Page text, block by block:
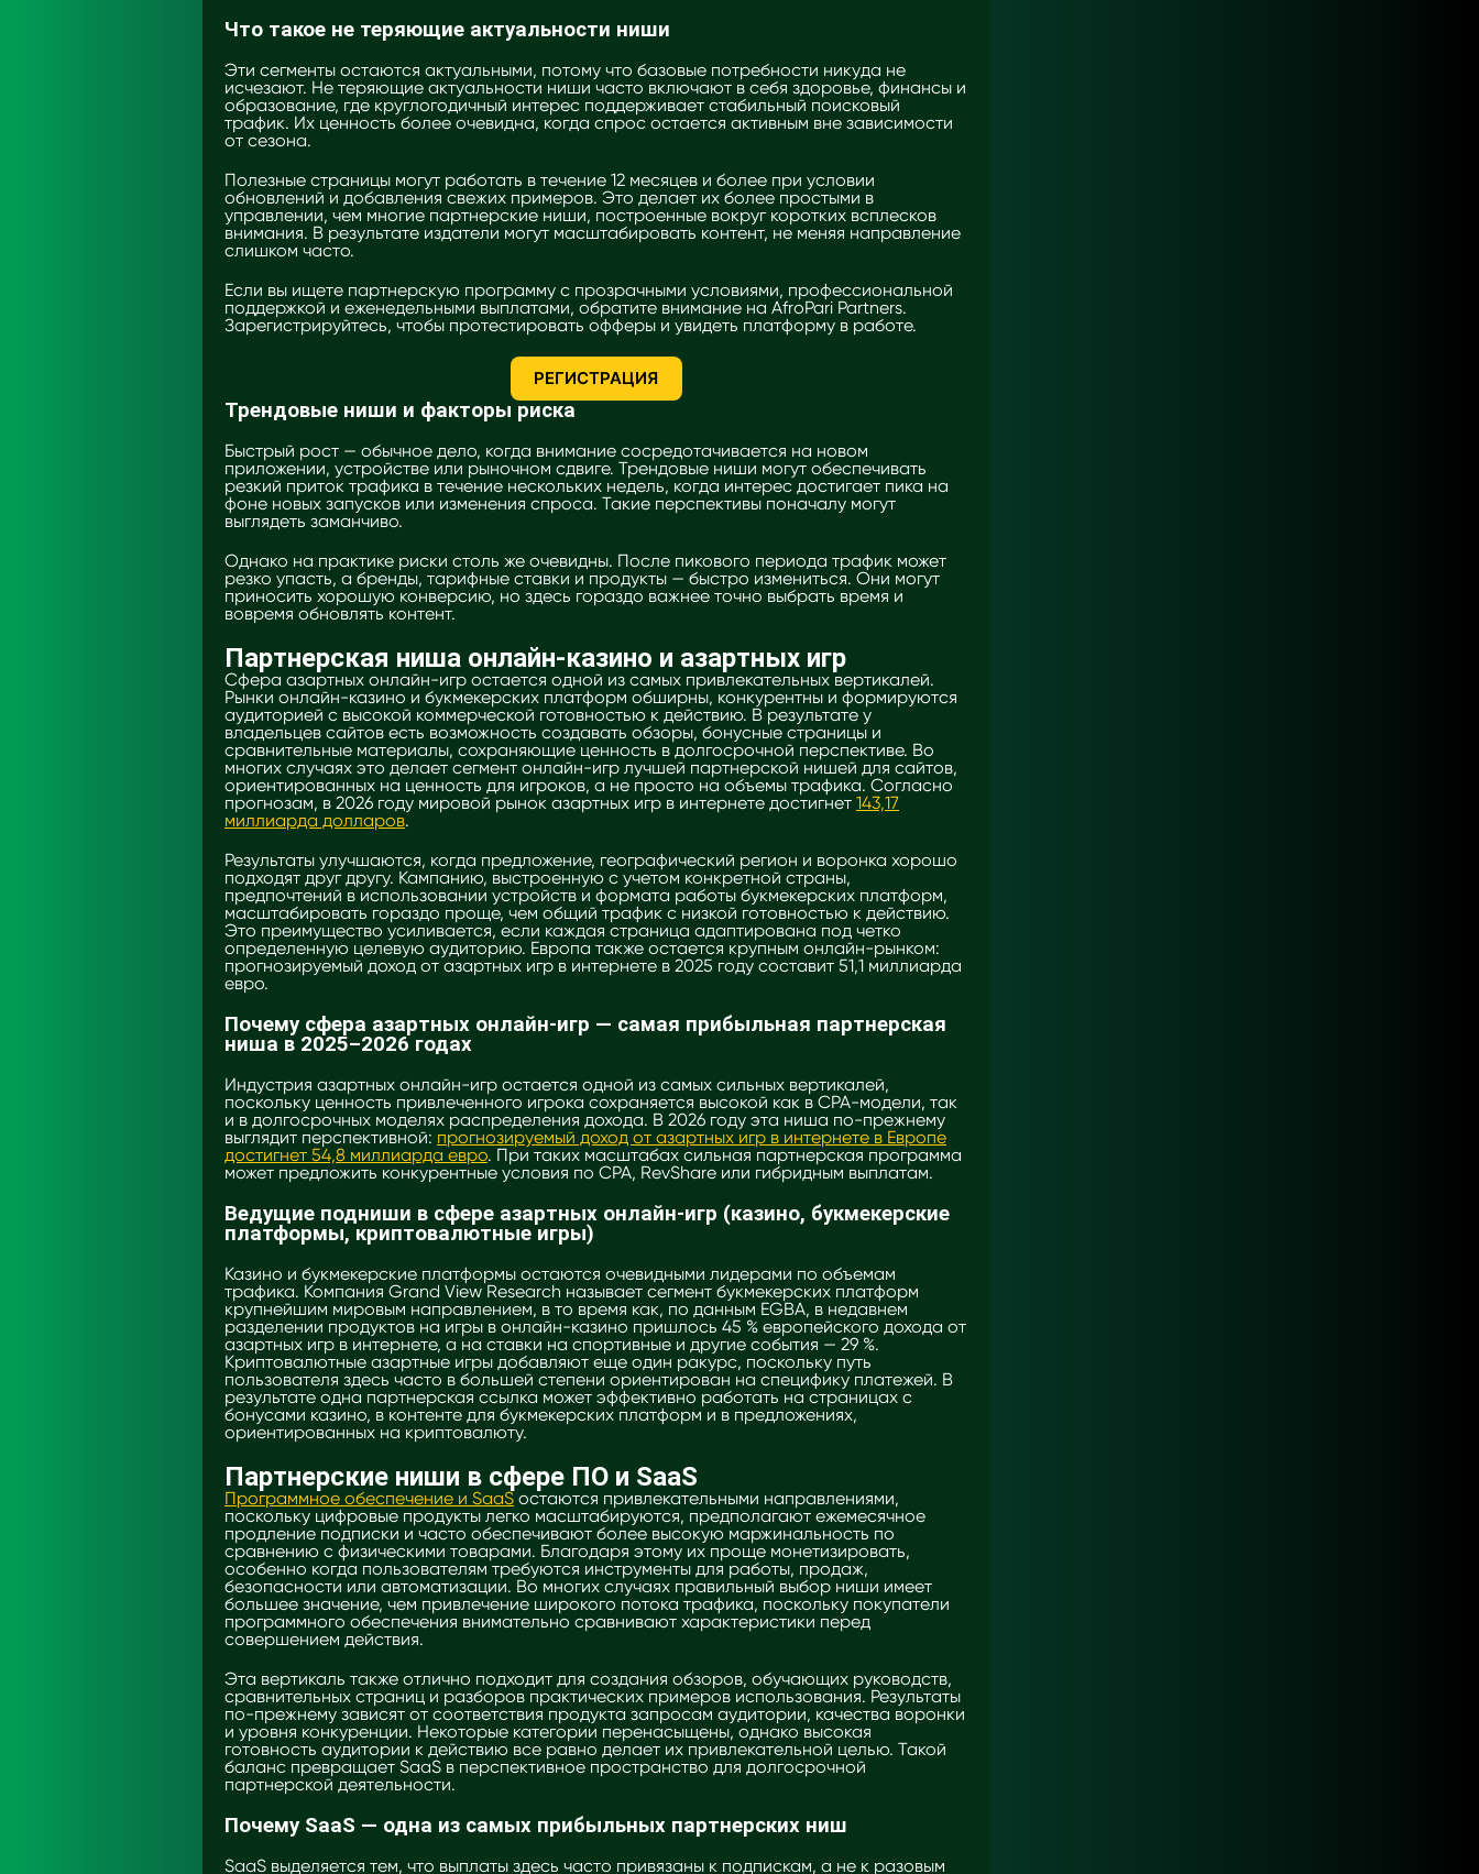
Что такое не теряющие актуальности ниши
Эти сегменты остаются актуальными, потому что базовые потребности никуда не
исчезают. Не теряющие актуальности ниши часто включают в себя здоровье, финансы и
образование, где круглогодичный интерес поддерживает стабильный поисковый
трафик. Их ценность более очевидна, когда спрос остается активным вне зависимости
от сезона.
Полезные страницы могут работать в течение 12 месяцев и более при условии
обновлений и добавления свежих примеров. Это делает их более простыми в
управлении, чем многие партнерские ниши, построенные вокруг коротких всплесков
внимания. В результате издатели могут масштабировать контент, не меняя направление
слишком часто.
Если вы ищете партнерскую программу с прозрачными условиями, профессиональной
поддержкой и еженедельными выплатами, обратите внимание на AfroPari Partners.
Зарегистрируйтесь, чтобы протестировать офферы и увидеть платформу в работе.
РЕГИСТРАЦИЯ
Трендовые ниши и факторы риска
Быстрый рост — обычное дело, когда внимание сосредотачивается на новом
приложении, устройстве или рыночном сдвиге. Трендовые ниши могут обеспечивать
резкий приток трафика в течение нескольких недель, когда интерес достигает пика на
фоне новых запусков или изменения спроса. Такие перспективы поначалу могут
выглядеть заманчиво.
Однако на практике риски столь же очевидны. После пикового периода трафик может
резко упасть, а бренды, тарифные ставки и продукты — быстро измениться. Они могут
приносить хорошую конверсию, но здесь гораздо важнее точно выбрать время и
вовремя обновлять контент.
Партнерская ниша онлайн-казино и азартных игр
Сфера азартных онлайн-игр остается одной из самых привлекательных вертикалей.
Рынки онлайн-казино и букмекерских платформ обширны, конкурентны и формируются
аудиторией с высокой коммерческой готовностью к действию. В результате у
владельцев сайтов есть возможность создавать обзоры, бонусные страницы и
сравнительные материалы, сохраняющие ценность в долгосрочной перспективе. Во
многих случаях это делает сегмент онлайн-игр лучшей партнерской нишей для сайтов,
ориентированных на ценность для игроков, а не просто на объемы трафика. Согласно
прогнозам, в 2026 году мировой рынок азартных игр в интернете достигнет 143,17
миллиарда долларов.
Результаты улучшаются, когда предложение, географический регион и воронка хорошо
подходят друг другу. Кампанию, выстроенную с учетом конкретной страны,
предпочтений в использовании устройств и формата работы букмекерских платформ,
масштабировать гораздо проще, чем общий трафик с низкой готовностью к действию.
Это преимущество усиливается, если каждая страница адаптирована под четко
определенную целевую аудиторию. Европа также остается крупным онлайн-рынком:
прогнозируемый доход от азартных игр в интернете в 2025 году составит 51,1 миллиарда
евро.
Почему сфера азартных онлайн-игр — самая прибыльная партнерская
ниша в 2025–2026 годах
Индустрия азартных онлайн-игр остается одной из самых сильных вертикалей,
поскольку ценность привлеченного игрока сохраняется высокой как в CPA-модели, так
и в долгосрочных моделях распределения дохода. В 2026 году эта ниша по-прежнему
выглядит перспективной: прогнозируемый доход от азартных игр в интернете в Европе
достигнет 54,8 миллиарда евро. При таких масштабах сильная партнерская программа
может предложить конкурентные условия по CPA, RevShare или гибридным выплатам.
Ведущие подниши в сфере азартных онлайн-игр (казино, букмекерские
платформы, криптовалютные игры)
Казино и букмекерские платформы остаются очевидными лидерами по объемам
трафика. Компания Grand View Research называет сегмент букмекерских платформ
крупнейшим мировым направлением, в то время как, по данным EGBA, в недавнем
разделении продуктов на игры в онлайн-казино пришлось 45 % европейского дохода от
азартных игр в интернете, а на ставки на спортивные и другие события — 29 %.
Криптовалютные азартные игры добавляют еще один ракурс, поскольку путь
пользователя здесь часто в большей степени ориентирован на специфику платежей. В
результате одна партнерская ссылка может эффективно работать на страницах с
бонусами казино, в контенте для букмекерских платформ и в предложениях,
ориентированных на криптовалюту.
Партнерские ниши в сфере ПО и SaaS
Программное обеспечение и SaaSостаются привлекательными направлениями,
поскольку цифровые продукты легко масштабируются, предполагают ежемесячное
продление подписки и часто обеспечивают более высокую маржинальность по
сравнению с физическими товарами. Благодаря этому их проще монетизировать,
особенно когда пользователям требуются инструменты для работы, продаж,
безопасности или автоматизации. Во многих случаях правильный выбор ниши имеет
большее значение, чем привлечение широкого потока трафика, поскольку покупатели
программного обеспечения внимательно сравнивают характеристики перед
совершением действия.
Эта вертикаль также отлично подходит для создания обзоров, обучающих руководств,
сравнительных страниц и разборов практических примеров использования. Результаты
по-прежнему зависят от соответствия продукта запросам аудитории, качества воронки
и уровня конкуренции. Некоторые категории перенасыщены, однако высокая
готовность аудитории к действию все равно делает их привлекательной целью. Такой
баланс превращает SaaS в перспективное пространство для долгосрочной
партнерской деятельности.
Почему SaaS — одна из самых прибыльных партнерских ниш
SaaS выделяется тем, что выплаты здесь часто привязаны к подпискам, а не к разовым